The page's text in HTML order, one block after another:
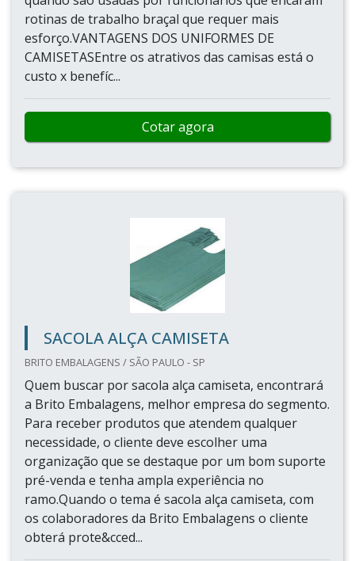
rotinas de trabalho braçal que requer mais
esforço.VANTAGENS DOS UNIFORMES DE
CAMISETASEntre os atrativos das camisas está o
custo x benefíc...
Cotar agora
SACOLA ALÇA CAMISETA
BRITO EMBALAGENS / SÃO PAULO - SP
Quem buscar por sacola alça camiseta, encontrará
a Brito Embalagens, melhor empresa do segmento.
Para receber produtos que atendem qualquer
necessidade, o cliente deve escolher uma
organização que se destaque por um bom suporte
pré-venda e tenha ampla experiência no
ramo.Quando o tema é sacola alça camiseta, com
os colaboradores da Brito Embalagens o cliente
obterá prote&cced...